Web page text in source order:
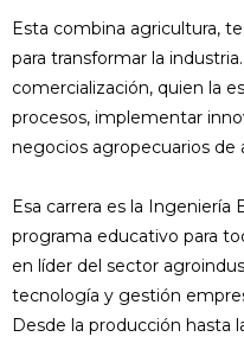
Esta combina agricultura,
para transformar la
comercialización, quien la
procesos, implementar
negocios agropecuarios de
Esa carrera es la Ingeniería
programa educativo para
en líder del sector
tecnología y gestión
Desde la producción hasta